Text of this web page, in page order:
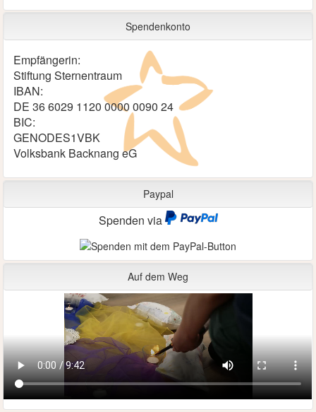
Spendenkonto
Empfängerin:
Stiftung Sternentraum
IBAN:
DE 36 6029 1120 0000 0090 24
BIC:
GENODES1VBK
Volksbank Backnang eG
Paypal
Spenden via
Auf dem Weg